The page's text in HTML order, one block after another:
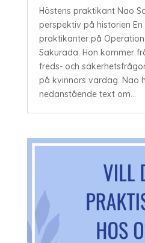
Höstens praktikant Nao
perspektiv på historien
praktikanter på Operation
Sakurada. Hon kommer
freds- och
på kvinnors vardag. Nao
nedanstående text om...